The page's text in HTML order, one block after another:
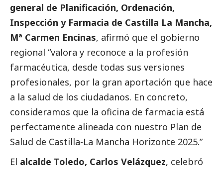
general de Planificación, Ordenación,
Inspección y Farmacia de Castilla La Mancha,
Mª Carmen Encinas, afirmó que el gobierno
regional “valora y reconoce a la profesión
farmacéutica, desde todas sus versiones
profesionales, por la gran aportación que hace
a la salud de los ciudadanos. En concreto,
consideramos que la oficina de farmacia está
perfectamente alineada con nuestro Plan de
Salud de Castilla-La Mancha Horizonte 2025.”
El alcalde Toledo, Carlos Velázquez, celebró